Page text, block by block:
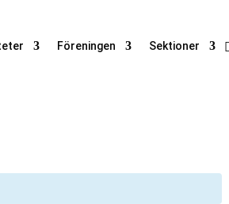
Föreningen Sektioner